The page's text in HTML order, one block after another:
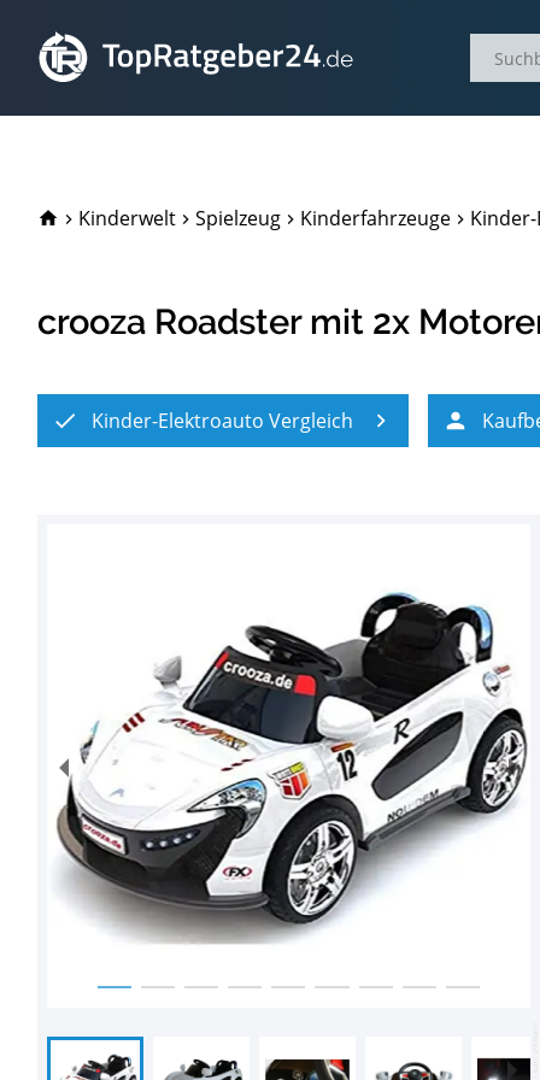
TopRatgeber24.de
Kinderwelt Spielzeug Kinderfahrzeuge
crooza Roadster mit 2x
Kinder-Elektroauto Vergleich